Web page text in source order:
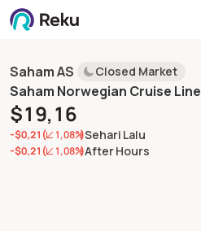
Market
Learning Hub
Keamanan
Biaya
Saham AS Closed Market
Saham Norwegian Cruise Line
$19,16
-$0,21 ( 1,08%)Sehari Lalu
-$0,21 ( 1,08%)After Hours